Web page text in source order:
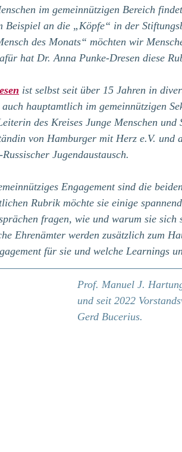
im gemeinnützigen Bereich
Beispiel an die „Köpfe“ in der
des Monats“ möchten wir
hat Dr. Anna Punke-Dresen diese
ist selbst seit über 15 Jahren in
hauptamtlich im gemeinnützigen
des Kreises Junge Menschen
von Hamburger mit Herz e.V.
Jugendaustausch.
Engagement sind die
Rubrik möchte sie einige
fragen, wie und warum sie sich
Ehrenämter werden zusätzlich zum
für sie und welche Learnings
Prof. Manuel J.
und seit 2022
Gerd Bucerius.